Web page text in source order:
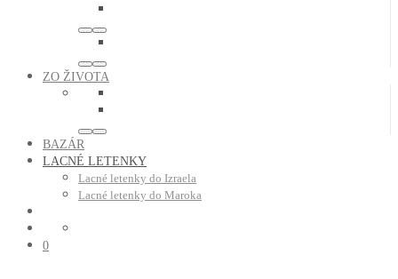
ZO ŽIVOTA
BAZÁR
LACNÉ LETENKY
Lacné letenky do Izraela
Lacné letenky do Maroka
0